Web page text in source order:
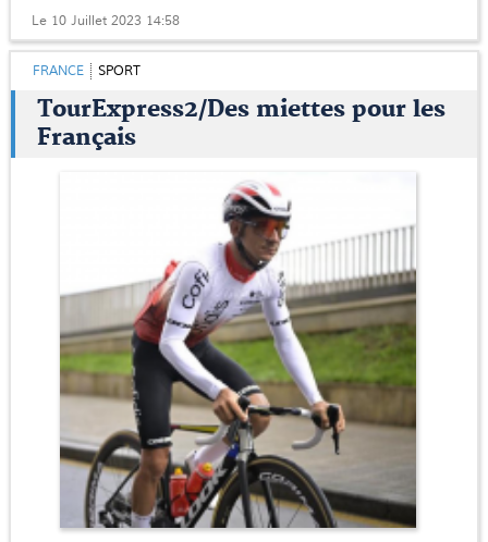
Le 10 Juillet 2023 14:58
FRANCE SPORT
TourExpress2/Des miettes pour les
Français